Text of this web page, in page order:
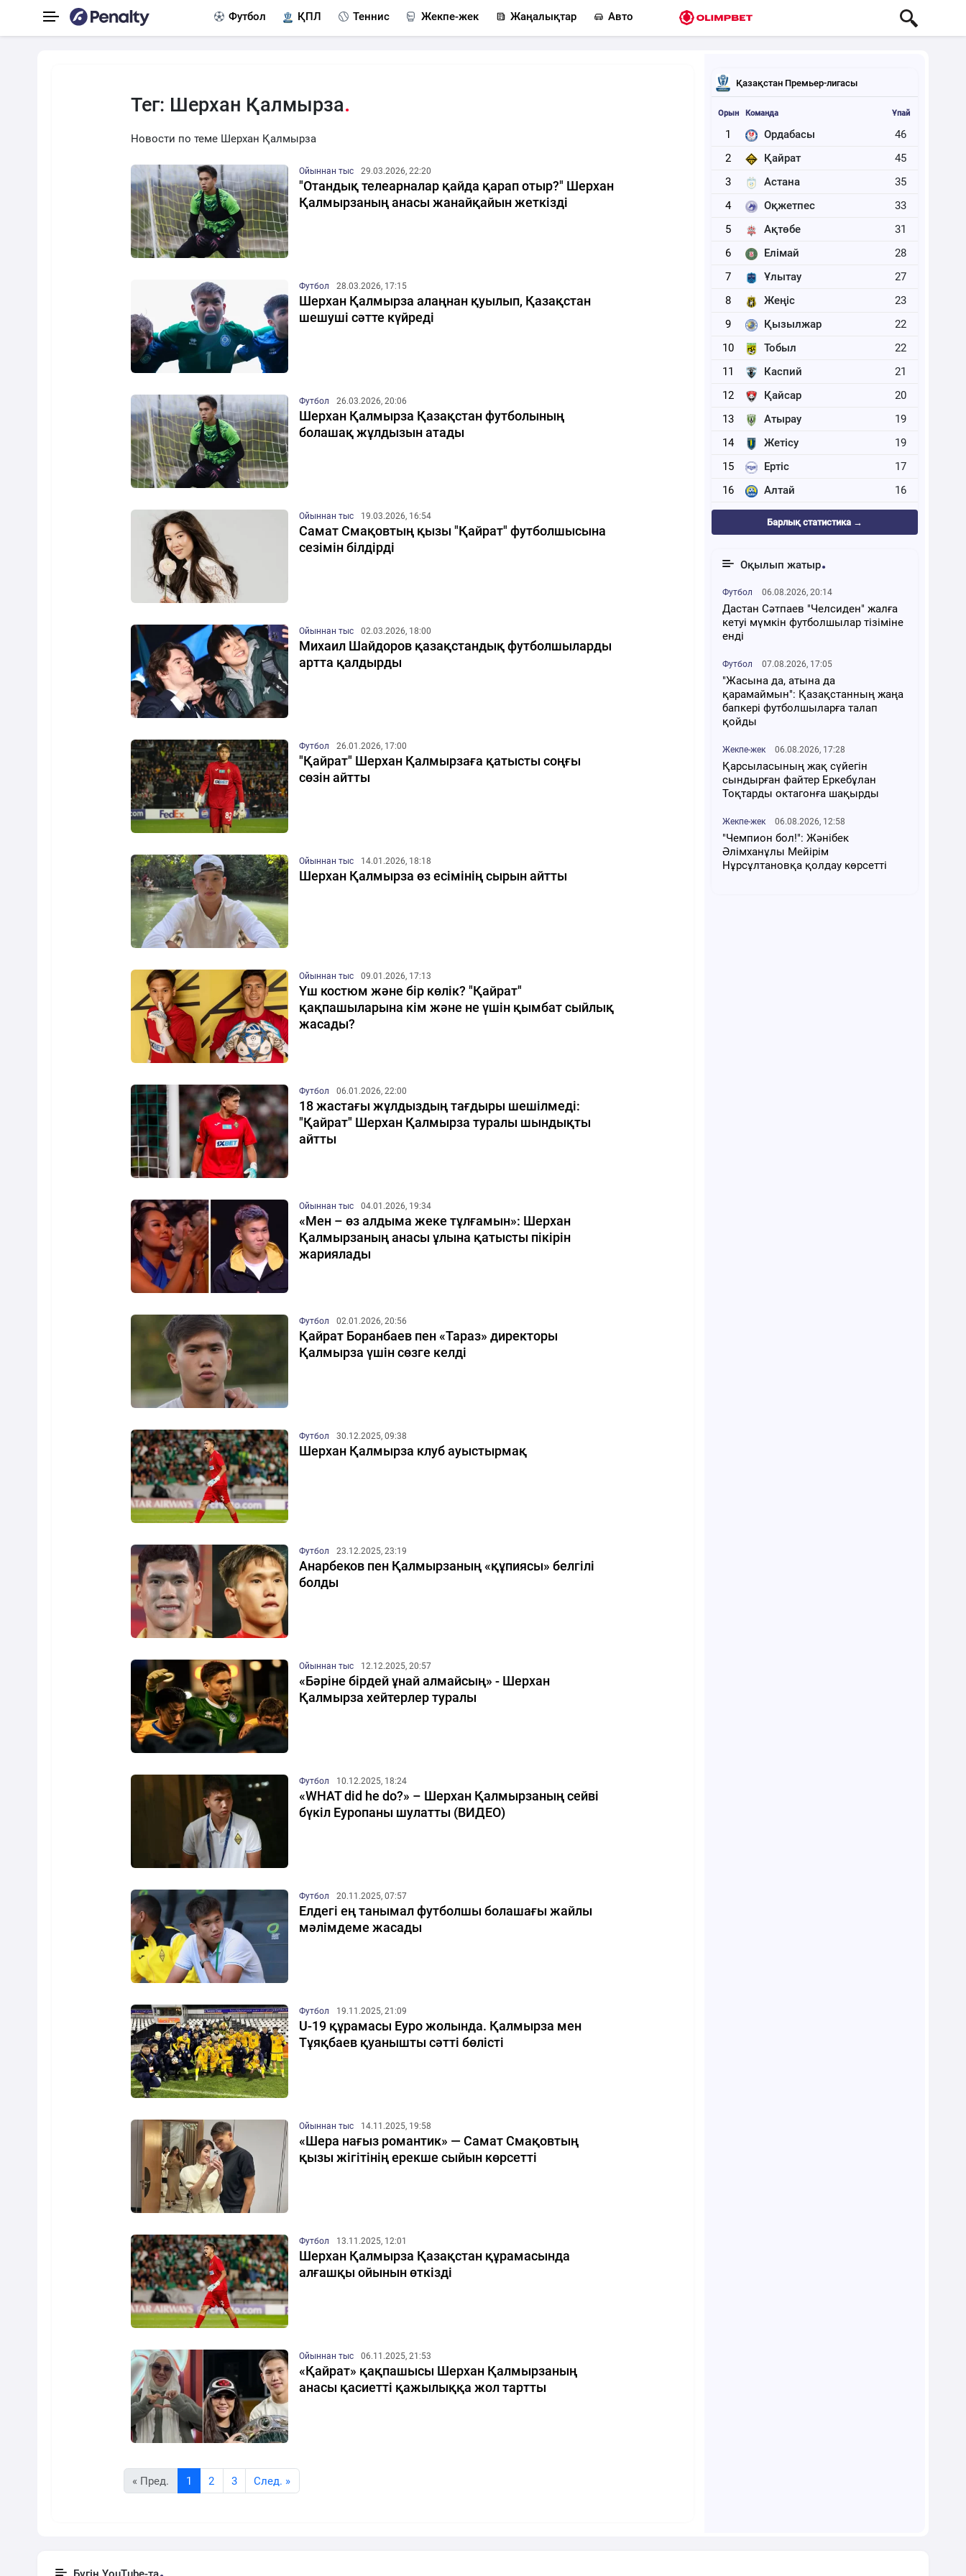
Футбол ҚПЛ Теннис Жекпе-жек Жаңалықтар Авто
Тег: Шерхан Қалмырза
Новости по теме Шерхан Қалмырза
Ойыннан тыс 29.03.2026, 22:20
"Отандық телеарналар қайда қарап отыр?" Шерхан
Қалмырзаның анасы жанайқайын жеткізді
Футбол 28.03.2026, 17:15
Шерхан Қалмырза алаңнан қуылып, Қазақстан
шешуші сәтте күйреді
Футбол 26.03.2026, 20:06
Шерхан Қалмырза Қазақстан футболының
болашақ жұлдызын атады
Ойыннан тыс 19.03.2026, 16:54
Самат Смақовтың қызы "Қайрат" футболшысына
сезімін білдірді
Ойыннан тыс 02.03.2026, 18:00
Михаил Шайдоров қазақстандық футболшыларды
артта қалдырды
Футбол 26.01.2026, 17:00
"Қайрат" Шерхан Қалмырзаға қатысты соңғы
сөзін айтты
Ойыннан тыс 14.01.2026, 18:18
Шерхан Қалмырза өз есімінің сырын айтты
Ойыннан тыс 09.01.2026, 17:13
Үш костюм және бір көлік? "Қайрат"
қақпашыларына кім және не үшін қымбат сыйлық
жасады?
Футбол 06.01.2026, 22:00
18 жастағы жұлдыздың тағдыры шешілмеді:
"Қайрат" Шерхан Қалмырза туралы шындықты
айтты
Ойыннан тыс 04.01.2026, 19:34
«Мен – өз алдыма жеке тұлғамын»: Шерхан
Қалмырзаның анасы ұлына қатысты пікірін
жариялады
Футбол 02.01.2026, 20:56
Қайрат Боранбаев пен «Тараз» директоры
Қалмырза үшін сөзге келді
Футбол 30.12.2025, 09:38
Шерхан Қалмырза клуб ауыстырмақ
Футбол 23.12.2025, 23:19
Анарбеков пен Қалмырзаның «құпиясы» белгілі
болды
Ойыннан тыс 12.12.2025, 20:57
«Бәріне бірдей ұнай алмайсың» - Шерхан
Қалмырза хейтерлер туралы
Футбол 10.12.2025, 18:24
«WHAT did he do?» – Шерхан Қалмырзаның сейві
бүкіл Еуропаны шулатты (ВИДЕО)
Футбол 20.11.2025, 07:57
Елдегі ең танымал футболшы болашағы жайлы
мәлімдеме жасады
Футбол 19.11.2025, 21:09
U-19 құрамасы Еуро жолында. Қалмырза мен
Тұяқбаев қуанышты сәтті бөлісті
Ойыннан тыс 14.11.2025, 19:58
«Шера нағыз романтик» — Самат Смақовтың
қызы жігітінің ерекше сыйын көрсетті
Футбол 13.11.2025, 12:01
Шерхан Қалмырза Қазақстан құрамасында
алғашқы ойынын өткізді
Ойыннан тыс 06.11.2025, 21:53
«Қайрат» қақпашысы Шерхан Қалмырзаның
анасы қасиетті қажылыққа жол тартты
« Пред. 1 2 3 Cлед. »
Қазақстан Премьер-лигасы
Орын Команда Ұпай
1 Ордабасы
46
2
Қайрат
45
3
Астана
35
4
Оқжетпес
33
5
Ақтөбе
31
6
Елімай
28
7
Ұлытау
27
8
Жеңіс
23
9
Қызылжар
22
10
Тобыл
22
11
Каспий
21
12
Қайсар
20
13
Атырау
19
14
Жетісу
19
15
Ертіс
17
16
Алтай 16
Барлық статистика →
Оқылып жатыр
Футбол 06.08.2026, 20:14
Дастан Сәтпаев "Челсиден" жалға
кетуі мүмкін футболшылар тізіміне
енді
Футбол 07.08.2026, 17:05
"Жасына да, атына да
қарамаймын": Қазақстанның жаңа
бапкері футболшыларға талап
қойды
Жекпе-жек 06.08.2026, 17:28
Қарсыласының жақ сүйегін
сындырған файтер Еркебұлан
Тоқтарды октагонға шақырды
Жекпе-жек 06.08.2026, 12:58
"Чемпион бол!": Жәнібек
Әлімханұлы Мейірім
Нұрсұлтановқа қолдау көрсетті